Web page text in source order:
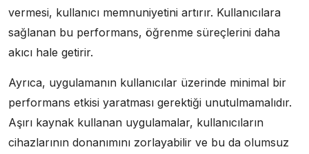
vermesi, kullanıcı memnuniyetini artırır. Kullanıcılara
sağlanan bu performans, öğrenme süreçlerini daha
akıcı hale getirir.
Ayrıca, uygulamanın kullanıcılar üzerinde minimal bir
performans etkisi yaratması gerektiği unutulmamalıdır.
Aşırı kaynak kullanan uygulamalar, kullanıcıların
cihazlarının donanımını zorlayabilir ve bu da olumsuz